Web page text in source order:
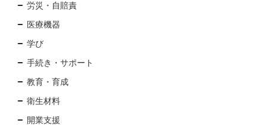
労災・自賠責
医療機器
学び
手続き・サポート
教育・育成
衛生材料
開業支援